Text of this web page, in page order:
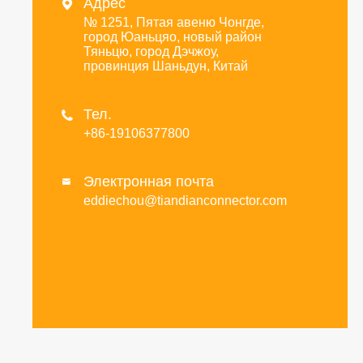
 Адрес
№ 1251, Пятая авеню Чонгде,
город Юаньцяо, новый район
Тяньцю, город Дэчжоу,
провинция Шаньдун, Китай
 Тел.
+86-19106377800
 Электронная почта
eddiechou@tiandianconnector.com